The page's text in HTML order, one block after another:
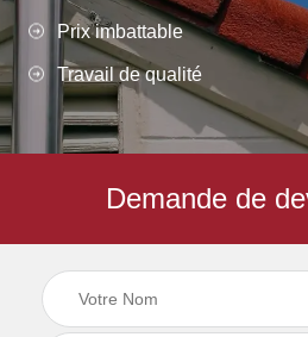
Prix imbattable
Travail de qualité
Demande de